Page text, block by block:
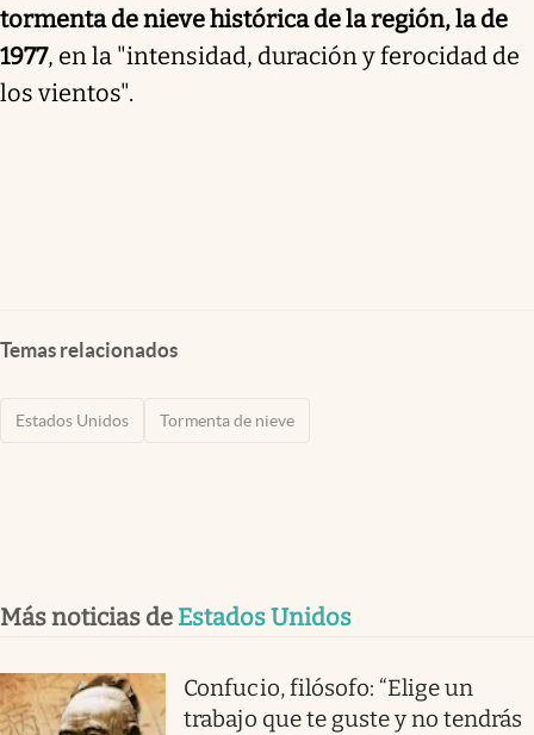
tormenta de nieve histórica de la región, la de
1977, en la "intensidad, duración y ferocidad de
los vientos".
Temas relacionados
Estados Unidos Tormenta de nieve
Más noticias de Estados Unidos
Confucio, filósofo: “Elige un
trabajo que te guste y no tendrás